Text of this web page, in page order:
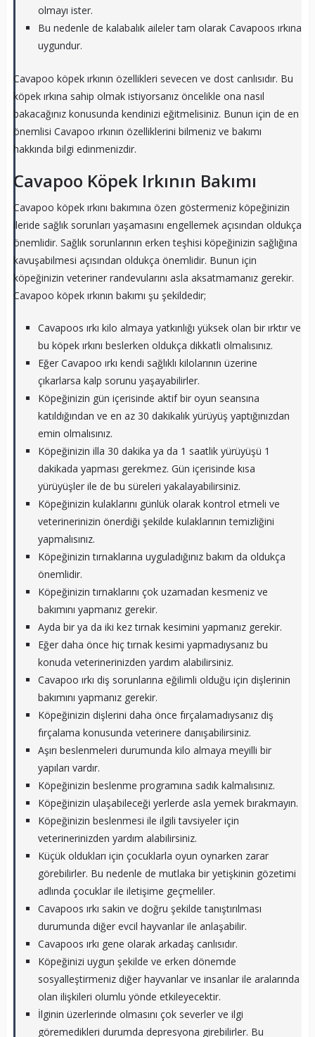
olmayı ister.
Bu nedenle de kalabalık aileler tam olarak Cavapoos ırkına
uygundur.
Cavapoo köpek ırkının özellikleri sevecen ve dost canlısıdır. Bu
köpek ırkına sahip olmak istiyorsanız öncelikle ona nasıl
bakacağınız konusunda kendinizi eğitmelisiniz. Bunun için de en
önemlisi Cavapoo ırkının özelliklerini bilmeniz ve bakımı
hakkında bilgi edinmenizdir.
Cavapoo Köpek Irkının Bakımı
Cavapoo köpek ırkını bakımına özen göstermeniz köpeğinizin
ileride sağlık sorunları yaşamasını engellemek açısından oldukça
önemlidir. Sağlık sorunlarının erken teşhisi köpeğinizin sağlığına
kavuşabilmesi açısından oldukça önemlidir. Bunun için
köpeğinizin veteriner randevularını asla aksatmamanız gerekir.
Cavapoo köpek ırkının bakımı şu şekildedir;
Cavapoos ırkı kilo almaya yatkınlığı yüksek olan bir ırktır ve
bu köpek ırkını beslerken oldukça dikkatli olmalısınız.
Eğer Cavapoo ırkı kendi sağlıklı kilolarının üzerine
çıkarlarsa kalp sorunu yaşayabilirler.
Köpeğinizin gün içerisinde aktif bir oyun seansına
katıldığından ve en az 30 dakikalık yürüyüş yaptığınızdan
emin olmalısınız.
Köpeğinizin illa 30 dakika ya da 1 saatlik yürüyüşü 1
dakikada yapması gerekmez. Gün içerisinde kısa
yürüyüşler ile de bu süreleri yakalayabilirsiniz.
Köpeğinizin kulaklarını günlük olarak kontrol etmeli ve
veterinerinizin önerdiği şekilde kulaklarının temizliğini
yapmalısınız.
Köpeğinizin tırnaklarına uyguladığınız bakım da oldukça
önemlidir.
Köpeğinizin tırnaklarını çok uzamadan kesmeniz ve
bakımını yapmanız gerekir.
Ayda bir ya da iki kez tırnak kesimini yapmanız gerekir.
Eğer daha önce hiç tırnak kesimi yapmadıysanız bu
konuda veterinerinizden yardım alabilirsiniz.
Cavapoo ırkı diş sorunlarına eğilimli olduğu için dişlerinin
bakımını yapmanız gerekir.
Köpeğinizin dişlerini daha önce fırçalamadıysanız diş
fırçalama konusunda veterinere danışabilirsiniz.
Aşırı beslenmeleri durumunda kilo almaya meyilli bir
yapıları vardır.
Köpeğinizin beslenme programına sadık kalmalısınız.
Köpeğinizin ulaşabileceği yerlerde asla yemek bırakmayın.
Köpeğinizin beslenmesi ile ilgili tavsiyeler için
veterinerinizden yardım alabilirsiniz.
Küçük oldukları için çocuklarla oyun oynarken zarar
görebilirler. Bu nedenle de mutlaka bir yetişkinin gözetimi
adlında çocuklar ile iletişime geçmeliler.
Cavapoos ırkı sakin ve doğru şekilde tanıştırılması
durumunda diğer evcil hayvanlar ile anlaşabilir.
Cavapoos ırkı gene olarak arkadaş canlısıdır.
Köpeğinizi uygun şekilde ve erken dönemde
sosyalleştirmeniz diğer hayvanlar ve insanlar ile aralarında
olan ilişkileri olumlu yönde etkileyecektir.
İlginin üzerlerinde olmasını çok severler ve ilgi
göremedikleri durumda depresyona girebilirler. Bu